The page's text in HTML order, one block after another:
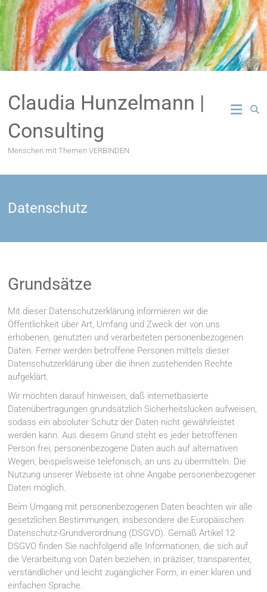
Zum
Inhalt
springen
Claudia Hunzelmann |
Consulting
Menschen mit Themen VERBINDEN
Datenschutz
Grundsätze
Mit dieser Datenschutzerklärung informieren wir die
Öffentlichkeit über Art, Umfang und Zweck der von uns
erhobenen, genutzten und verarbeiteten personenbezogenen
Daten. Ferner werden betroffene Personen mittels dieser
Datenschutzerklärung über die ihnen zustehenden Rechte
aufgeklärt.
Wir möchten darauf hinweisen, daß internetbasierte
Datenübertragungen grundsätzlich Sicherheitslücken aufweisen,
sodass ein absoluter Schutz der Daten nicht gewährleistet
werden kann. Aus diesem Grund steht es jeder betroffenen
Person frei, personenbezogene Daten auch auf alternativen
Wegen, beispielsweise telefonisch, an uns zu übermitteln. Die
Nutzung unserer Webseite ist ohne Angabe personenbezogener
Daten möglich.
Beim Umgang mit personenbezogenen Daten beachten wir alle
gesetzlichen Bestimmungen, insbesondere die Europäischen
Datenschutz-Grundverordnung (DSGVO). Gemäß Artikel 12
DSGVO finden Sie nachfolgend alle Informationen, die sich auf
die Verarbeitung von Daten beziehen, in präziser, transparenter,
verständlicher und leicht zugänglicher Form, in einer klaren und
einfachen Sprache.